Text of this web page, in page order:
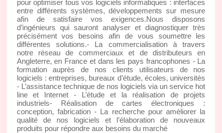
pour optimiser tous vos logiciels informatiques : interfaces
entre différents systèmes, développements sur mesure
afin de satisfaire vos exigences.Nous disposons
d’ingénieurs qui sauront analyser et diagnostiquer très
précisément vos besoins afin de vous soumettre les
différentes solutions.- La commercialisation à travers
notre réseau de commerciaux et de distributeurs en
Angleterre, en France et dans les pays francophones - La
formation auprès de nos clients utilisateurs de nos
logiciels : entreprises, bureaux d’étude, écoles, universités
- L’assistance technique de nos logiciels via un service hot
line et Internet - L’étude et la réalisation de projets
industriels- Réalisation de cartes électroniques :
conception, fabrication - La recherche pour améliorer la
qualité de nos logiciels et l’élaboration de nouveaux
produits pour répondre aux besoins du marché